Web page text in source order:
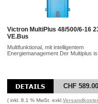
Victron MultiPlus 48/500/6-16
VE.Bus
Multifunktional, mit intelligentem
Energiemanagement Der Multiplus
CHF 589.00
( inkl. 8.1 % MwSt. exkl.